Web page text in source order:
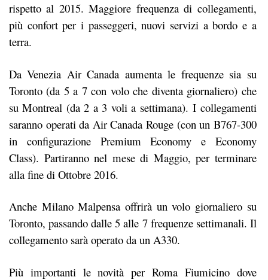
rispetto al 2015. Maggiore frequenza di collegamenti,
più confort per i passeggeri, nuovi servizi a bordo e a
terra.
Da Venezia Air Canada aumenta le frequenze sia su
Toronto (da 5 a 7 con volo che diventa giornaliero) che
su Montreal (da 2 a 3 voli a settimana). I collegamenti
saranno operati da Air Canada Rouge (con un B767-300
in configurazione Premium Economy e Economy
Class). Partiranno nel mese di Maggio, per terminare
alla fine di Ottobre 2016.
Anche Milano Malpensa offrirà un volo giornaliero su
Toronto, passando dalle 5 alle 7 frequenze settimanali. Il
collegamento sarà operato da un A330.
Più importanti le novità per Roma Fiumicino dove